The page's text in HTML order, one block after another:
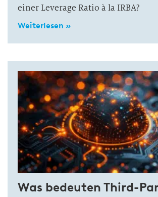
einer Leverage Ratio à la IRBA?
Weiterlesen »
Was bedeuten Third-